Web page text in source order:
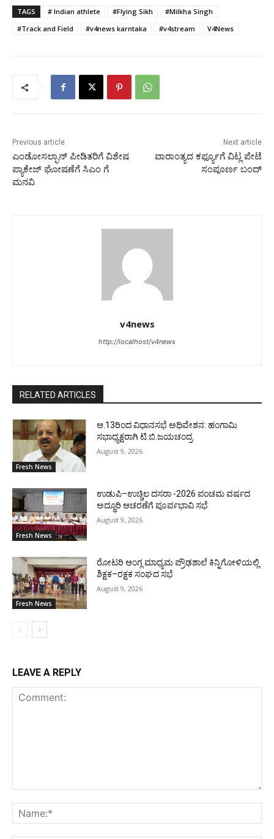
TAGS # Indian athlete #Flying Sikh
#Milkha Singh
#Track and Field
#v4news karntaka #v4stream V4News
Previous article
ಎಂಡೋಸಲ್ಫಾನ್ ಪೀಡಿತರಿಗೆ ವಿಶೇಷ
ಪ್ಯಾಕೇಜ್ ಘೋಷಣೆಗೆ ಸಿಎಂ ಗೆ
ಮನವಿ
Next article
ವಾರಾಂತ್ಯದ ಕರ್ಫ್ಯೂಗೆ ವಿಟ್ಲ ಪೇಟೆ
ಸಂಪೂರ್ಣ ಬಂದ್
v4news
http://localhost/v4news
RELATED ARTICLES
Fresh News
ಆ.13ರಿಂದ ವಿಧಾನಸಭೆ ಅಧಿವೇಶನ: ಹಂಗಾಮಿ
ಸಭಾಧ್ಯಕ್ಷರಾಗಿ ಟಿ.ಬಿ.ಜಯಚಂದ್ರ
August 9, 2026
Fresh News
ಉಡುಪಿ–ಉಚ್ಚಿಲ ದಸರಾ -2026 ಪಂಚಮ ವರ್ಷದ
ಅದ್ಧೂರಿ ಆಚರಣೆಗೆ ಪೂರ್ವಭಾವಿ ಸಭೆ
August 9, 2026
Fresh News
ರೋಟರಿ ಆಂಗ್ಲ ಮಾಧ್ಯಮ ಪ್ರೌಢಶಾಲೆ ಕಿನ್ನಿಗೋಳಿಯಲ್ಲಿ
ಶಿಕ್ಷಕ–ರಕ್ಷಕ ಸಂಘದ ಸಭೆ
August 9, 2026
LEAVE A REPLY